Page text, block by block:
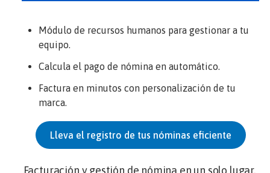
Módulo de recursos humanos para gestionar a tu
equipo.
Calcula el pago de nómina en automático.
Factura en minutos con personalización de tu
marca.
Lleva el registro de tus nóminas eficiente
Facturación y gestión de nómina en un solo lugar.